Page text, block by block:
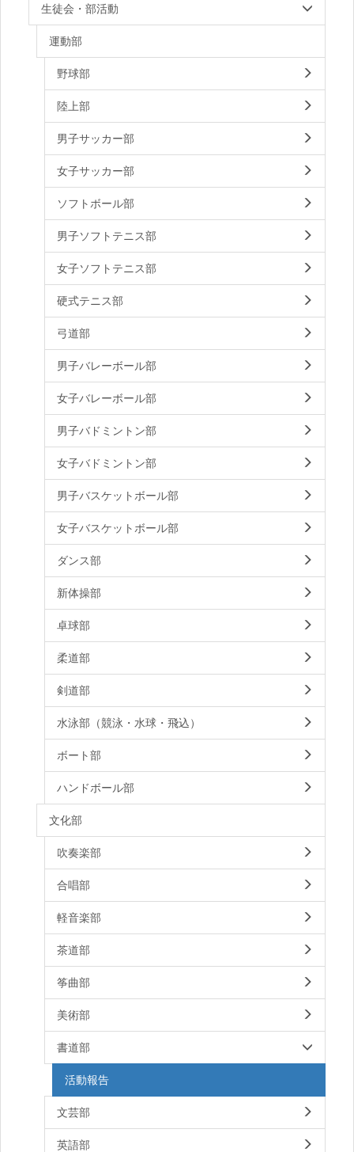
生徒会・部活動
運動部
野球部
陸上部
男子サッカー部
女子サッカー部
ソフトボール部
男子ソフトテニス部
女子ソフトテニス部
硬式テニス部
弓道部
男子バレーボール部
女子バレーボール部
男子バドミントン部
女子バドミントン部
男子バスケットボール部
女子バスケットボール部
ダンス部
新体操部
卓球部
柔道部
剣道部
水泳部（競泳・水球・飛込）
ボート部
ハンドボール部
文化部
吹奏楽部
合唱部
軽音楽部
茶道部
筝曲部
美術部
書道部
活動報告
文芸部
英語部